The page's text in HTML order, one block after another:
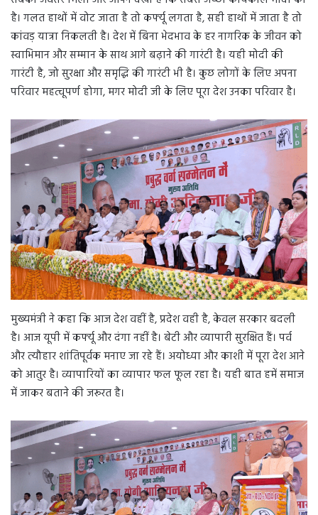
है। गलत हाथों में वोट जाता है तो कर्फ्यू लगता है, सही हाथों में जाता है तो
कांवड़ यात्रा निकलती है। देश में बिना भेदभाव के हर नागरिक के जीवन को
स्वाभिमान और सम्मान के साथ आगे बढ़ाने की गारंटी है। यही मोदी की
गारंटी है, जो सुरक्षा और समृद्धि की गारंटी भी है। कुछ लोगों के लिए अपना
परिवार महत्वूपर्ण होगा, मगर मोदी जी के लिए पूरा देश उनका परिवार है।
मुख्यमंत्री ने कहा कि आज देश वहीं है, प्रदेश वही है, केवल सरकार बदली
है। आज यूपी में कर्फ्यू और दंगा नहीं है। बेटी और व्यापारी सुरक्षित हैं। पर्व
और त्यौहार शांतिपूर्वक मनाए जा रहे हैं। अयोध्या और काशी में पूरा देश आने
को आतुर है। व्यापारियों का व्यापार फल फूल रहा है। यही बात हमें समाज
में जाकर बताने की जरूरत है।